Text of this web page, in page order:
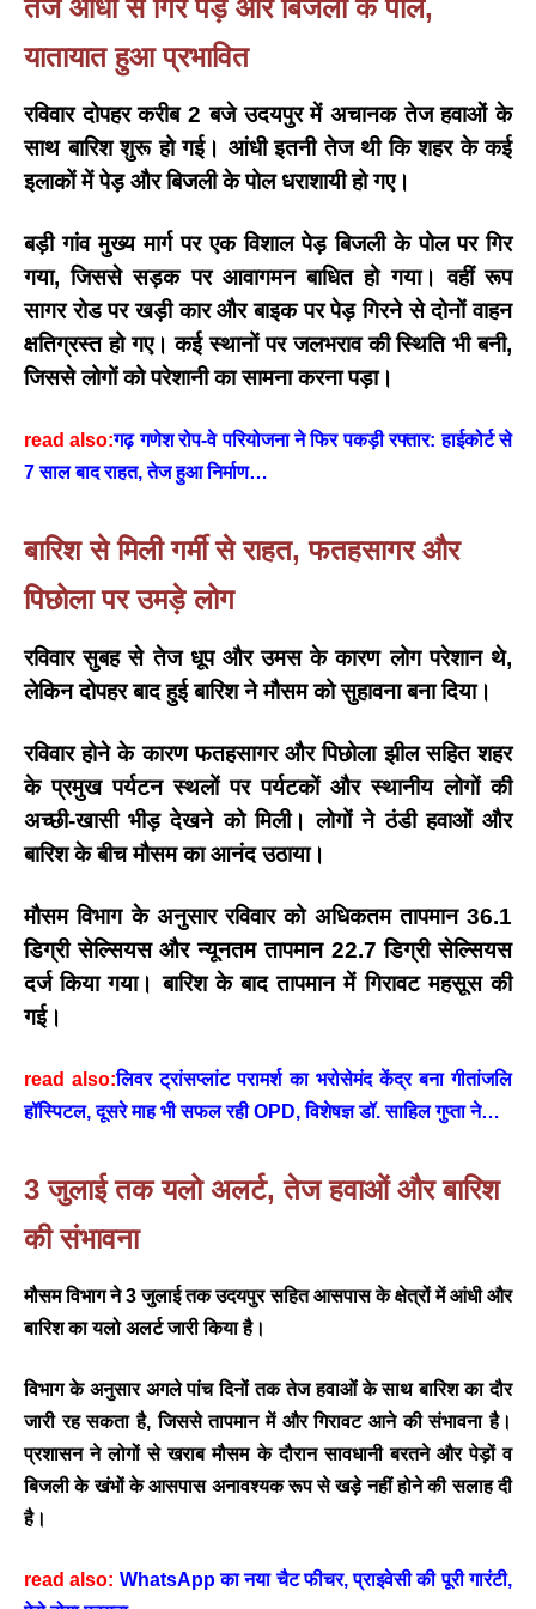
तेज आंधी से गिरे पेड़ और बिजली के पोल,
यातायात हुआ प्रभावित
रविवार दोपहर करीब2 बजेउदयपुर में अचानक तेज हवाओं के
साथ बारिश शुरू हो गई। आंधी इतनी तेज थी कि शहर के कई
इलाकों में पेड़ और बिजली के पोल धराशायी हो गए।
बड़ी गांव मुख्य मार्ग पर एक विशाल पेड़ बिजली के पोल पर गिर
गया, जिससे सड़क पर आवागमन बाधित हो गया। वहींरूप
सागर रोड पर खड़ी कार और बाइक पर पेड़ गिरने से दोनों वाहन
क्षतिग्रस्त हो गए। कई स्थानों पर जलभराव की स्थिति भी बनी,
जिससे लोगों को परेशानी का सामना करना पड़ा।
read also:गढ़ गणेश रोप-वे परियोजना ने फिर पकड़ी रफ्तार: हाईकोर्ट से
7 साल बाद राहत, तेज हुआ निर्माण…
बारिश से मिली गर्मी से राहत, फतहसागर और
पिछोला पर उमड़े लोग
रविवार सुबह से तेज धूप और उमस के कारण लोग परेशान थे,
लेकिन दोपहर बाद हुई बारिश ने मौसम को सुहावना बना दिया।
रविवार होने के कारण फतहसागर और पिछोला झील सहित शहर
के प्रमुख पर्यटन स्थलों पर पर्यटकों और स्थानीय लोगों की
अच्छी-खासी भीड़ देखने को मिली। लोगों ने ठंडी हवाओं और
बारिश के बीच मौसम का आनंद उठाया।
मौसम विभाग के अनुसार रविवार को अधिकतम तापमान 36.1
डिग्री सेल्सियसऔरन्यूनतम तापमान 22.7 डिग्री सेल्सियस
दर्ज किया गया। बारिश के बाद तापमान में गिरावट महसूस की
गई।
read also:लिवर ट्रांसप्लांट परामर्श का भरोसेमंद केंद्र बना गीतांजलि
हॉस्पिटल, दूसरे माह भी सफल रही OPD, विशेषज्ञ डॉ. साहिल गुप्ता ने…
3 जुलाई तक यलो अलर्ट, तेज हवाओं और बारिश
की संभावना
मौसम विभाग ने3 जुलाई तक उदयपुर सहित आसपास के क्षेत्रों में आंधी और
बारिश का यलो अलर्ट जारी किया है।
विभाग के अनुसार अगले पांच दिनों तक तेज हवाओं के साथ बारिश का दौर
जारी रह सकता है, जिससे तापमान में और गिरावट आने की संभावना है।
प्रशासन ने लोगों से खराब मौसम के दौरान सावधानी बरतने और पेड़ों व
बिजली के खंभों के आसपास अनावश्यक रूप से खड़े नहीं होने की सलाह दी
है।
read also: WhatsApp का नया चैट फीचर, प्राइवेसी की पूरी गारंटी,
BREAKING NEWS